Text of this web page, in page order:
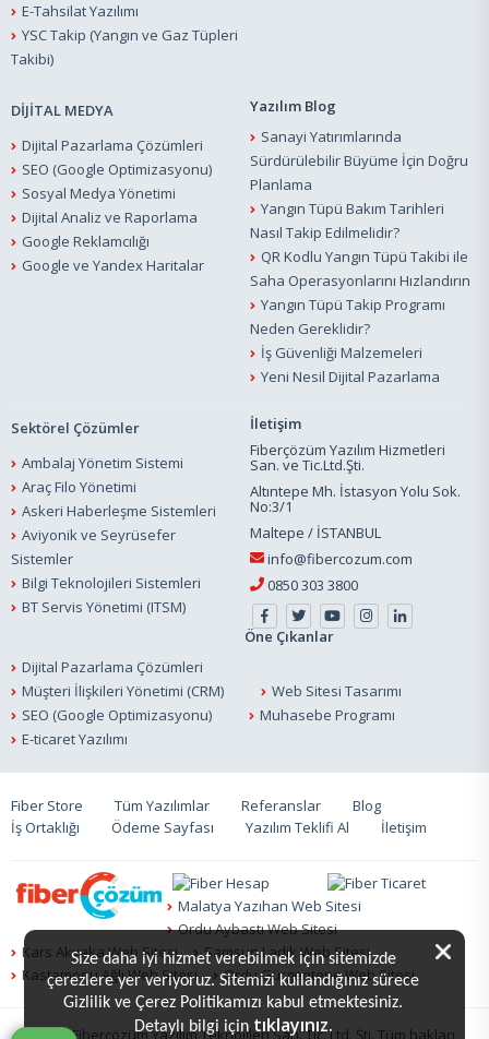
E-Tahsilat Yazılımı
YSC Takip (Yangın ve Gaz Tüpleri
Takibi)
DİJİTAL MEDYA
Dijital Pazarlama Çözümleri
SEO (Google Optimizasyonu)
Sosyal Medya Yönetimi
Dijital Analiz ve Raporlama
Google Reklamcılığı
Google ve Yandex Haritalar
Yazılım Blog
Sanayi Yatırımlarında
Sürdürülebilir Büyüme İçin Doğru
Planlama
Yangın Tüpü Bakım Tarihleri
Nasıl Takip Edilmelidir?
QR Kodlu Yangın Tüpü Takibi ile
Saha Operasyonlarını Hızlandırın
Yangın Tüpü Takip Programı
Neden Gereklidir?
İş Güvenliği Malzemeleri
Yeni Nesil Dijital Pazarlama
Sektörel Çözümler
Ambalaj Yönetim Sistemi
Araç Filo Yönetimi
Askeri Haberleşme Sistemleri
Aviyonik ve Seyrüsefer
Sistemler
Bilgi Teknolojileri Sistemleri
BT Servis Yönetimi (ITSM)
İletişim
Fiberçözüm Yazılım Hizmetleri
San. ve Tic.Ltd.Şti.
Altıntepe Mh. İstasyon Yolu Sok.
No:3/1
Maltepe / İSTANBUL
info@fibercozum.com
0850 303 3800
Öne Çıkanlar
Dijital Pazarlama Çözümleri
Müşteri İlişkileri Yönetimi (CRM)
Web Sitesi Tasarımı
SEO (Google Optimizasyonu)
Muhasebe Programı
E-ticaret Yazılımı
Fiber Store Tüm Yazılımlar Referanslar
Blog
İş Ortaklığı
Ödeme Sayfası Yazılım Teklifi Al İletişim
Malatya Yazıhan Web Sitesi
Ordu Aybastı Web Sitesi
Kars Akyaka Web Sitesi
Samsun Ladik Web Sitesi
Kastamonu Ağlı Web Sitesi
Ordu Gürgentepe Web Sitesi
© 2020 Fiberçözüm Yazılım Teknojileri San. Tic. Ltd. Şti. Tüm hakları
Size daha iyi hizmet verebilmek için sitemizde
çerezlere yer veriyoruz. Sitemizi kullandığınız sürece
Gizlilik ve Çerez Politikamızı kabul etmektesiniz.
Detaylı bilgi içintıklayınız.